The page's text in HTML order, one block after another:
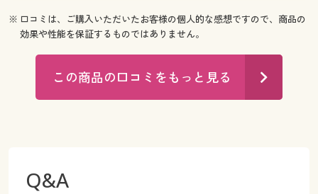
※ 口コミは、ご購入いただいたお客様の個人的な感想ですので、商品の
効果や性能を保証するものではありません。
この商品の口コミをもっと見る
Q&A